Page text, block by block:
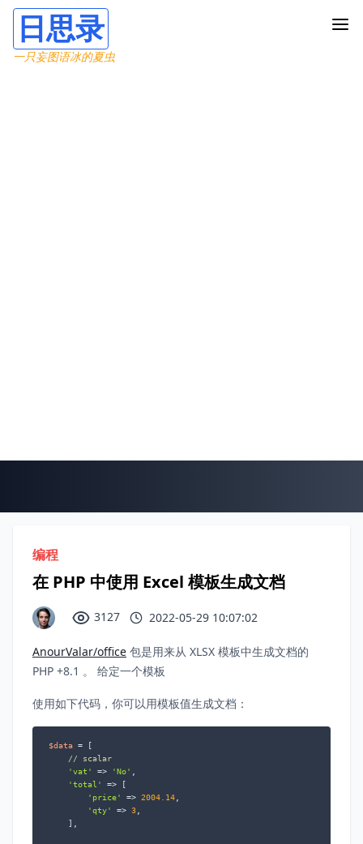
日思录
一只妄图语冰的夏虫
编程
在 PHP 中使用 Excel 模板生成文档
3127 2022-05-29 10:07:02
AnourValar/office 包是用来从 XLSX 模板中生成文档的
PHP +8.1 。 给定一个模板
使用如下代码，你可以用模板值生成文档：
$data = [
// scalar
'vat'
=> 'No' ,
'total'
=> [
'price'
=> 2004.14,
'qty'
=> 3,
    ],